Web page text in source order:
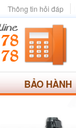
Thông tin hỏi đáp
BẢO HÀNH